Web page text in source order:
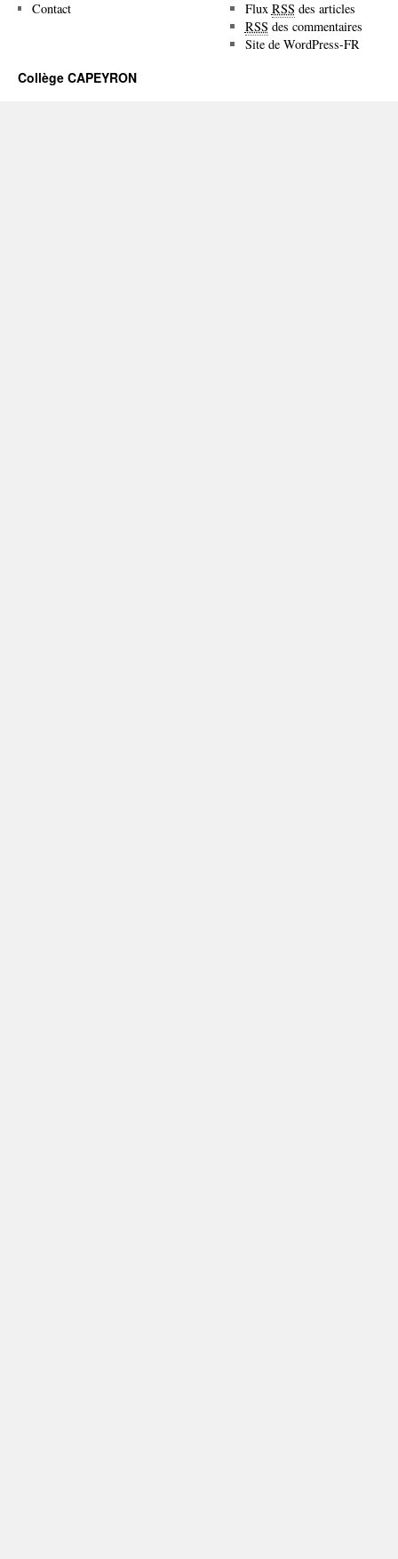
Contact Flux RSS des articles
RSS des commentaires
Site de WordPress-FR
Collège CAPEYRON